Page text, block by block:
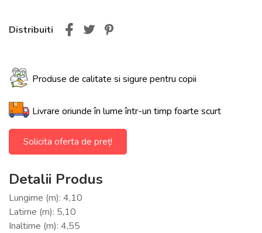
Distribuiti
Produse de calitate si sigure pentru copii
Livrare oriunde în lume într-un timp foarte scurt
Solicita oferta de preț!
Detalii Produs
Lungime (m): 4,10
Latime (m): 5,10
Inaltime (m): 4,55